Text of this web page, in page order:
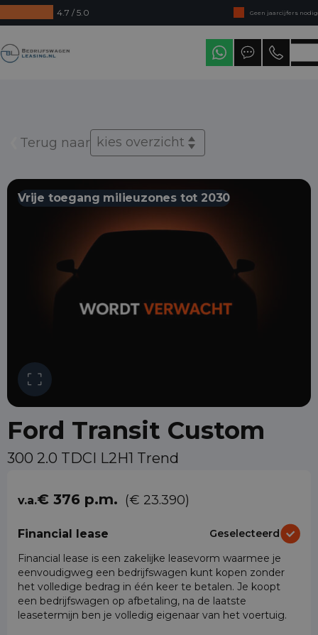
4.7 / 5.0
Geen jaarcijfers nodig
Direct uit voorraad leverbaar
Levering in heel Nederland
Terug naar kies overzicht
Vrije toegang milieuzones tot 2030
Ford Transit Custom
300 2.0 TDCI L2H1 Trend
v.a.€ 376 p.m. (€ 23.390)
Financial lease
Geselecteerd
Financial lease is een zakelijke leasevorm waarmee je
eenvoudigweg een bedrijfswagen kunt kopen zonder
het volledige bedrag in één keer te betalen. Je koopt
een bedrijfswagen op afbetaling, na de laatste
leasetermijn ben je volledig eigenaar van het voertuig.